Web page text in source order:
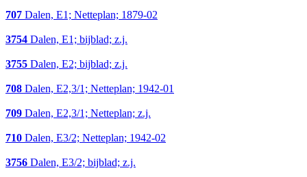
707 Dalen, E1; Netteplan; 1879-02
3754 Dalen, E1; bijblad; z.j.
3755 Dalen, E2; bijblad; z.j.
708 Dalen, E2,3/1; Netteplan; 1942-01
709 Dalen, E2,3/1; Netteplan; z.j.
710 Dalen, E3/2; Netteplan; 1942-02
3756 Dalen, E3/2; bijblad; z.j.